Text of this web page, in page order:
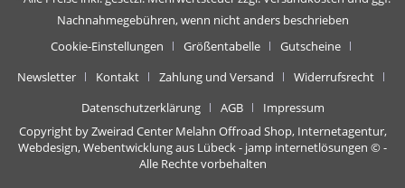
Nachnahmegebühren, wenn nicht anders beschrieben
Cookie-Einstellungen
Größentabelle
Gutscheine
Newsletter
Kontakt Zahlung und Versand
Widerrufsrecht
Datenschutzerklärung
AGB
Impressum
Copyright by Zweirad Center Melahn Offroad Shop, Internetagentur,
Webdesign, Webentwicklung aus Lübeck - jamp internetlösungen © -
Alle Rechte vorbehalten